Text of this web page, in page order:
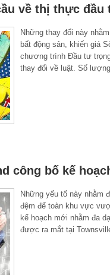
về thị thực đầu
Những thay đổi này
bất động sản, khiến giá
chương trình Đầu tư
thay đổi về luật. Số
công bố kế
Những yếu tố này nhằm
đệm để toàn khu vực
kế hoạch mới nhằm đa
được ra mắt tại